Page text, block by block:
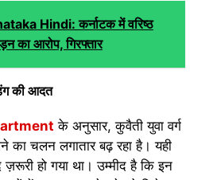
Hindi: कर्नाटक में वरिष्ठ
का आरोप, गिरफ्तार
की आदत
के अनुसार, कुवैती युवा वर्ग
का चलन लगातार बढ़ रहा है। यही
हो गया था। उम्मीद है कि इन